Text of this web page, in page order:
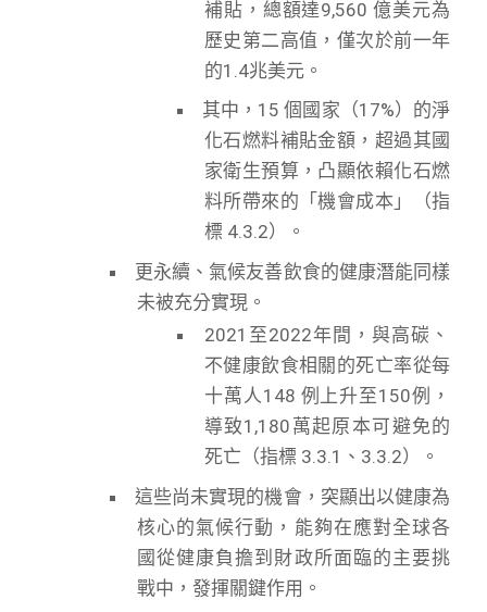
補貼，總額達9,560 億美元為
歷史第二高值，僅次於前一年
的1.4兆美元。
其中，15 個國家（17%）的淨
化石燃料補貼金額，超過其國
家衛生預算，凸顯依賴化石燃
料所帶來的「機會成本」（指
標 4.3.2）。
更永續、氣候友善飲食的健康潛能同樣
未被充分實現。
2021至2022年間，與高碳、
不健康飲食相關的死亡率從每
十萬人148 例上升至150例，
導致1,180萬起原本可避免的
死亡（指標 3.3.1、3.3.2）。
這些尚未實現的機會，突顯出以健康為
核心的氣候行動，能夠在應對全球各
國從健康負擔到財政所面臨的主要挑
戰中，發揮關鍵作用。